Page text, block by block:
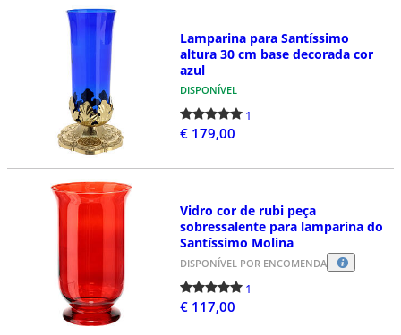
Lamparina para Santíssimo
altura 30 cm base decorada cor
azul
DISPONÍVEL
1
€ 179,00
Vidro cor de rubi peça
sobressalente para lamparina do
Santíssimo Molina
DISPONÍVEL POR ENCOMENDA
1
€ 117,00